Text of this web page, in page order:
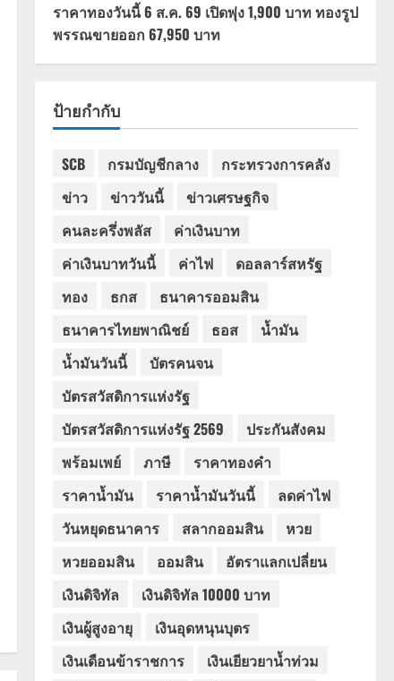
ราคาทองวันนี้ 6 ส.ค. 69 เปิดพุ่ง 1,900 บาท ทองรูป
พรรณขายออก 67,950 บาท
ป้ายกำกับ
SCB กรมบัญชีกลาง
กระทรวงการคลัง
ข่าว
ข่าววันนี้
ข่าวเศรษฐกิจ
คนละครึ่งพลัส
ค่าเงินบาท
ค่าเงินบาทวันนี้
ค่าไฟ
ดอลลาร์สหรัฐ
ทอง
ธกส
ธนาคารออมสิน
ธนาคารไทยพาณิชย์
ธอส
น้ำมัน
น้ำมันวันนี้
บัตรคนจน
บัตรสวัสดิการแห่งรัฐ
บัตรสวัสดิการแห่งรัฐ 2569
ประกันสังคม
พร้อมเพย์
ภาษี
ราคาทองคำ
ราคาน้ำมัน
ราคาน้ำมันวันนี้
ลดค่าไฟ
วันหยุดธนาคาร
สลากออมสิน
หวย
หวยออมสิน
ออมสิน
อัตราแลกเปลี่ยน
เงินดิจิทัล
เงินดิจิทัล 10000 บาท
เงินผู้สูงอายุ
เงินอุดหนุนบุตร
เงินเดือนข้าราชการ
เงินเยียวยาน้ำท่วม